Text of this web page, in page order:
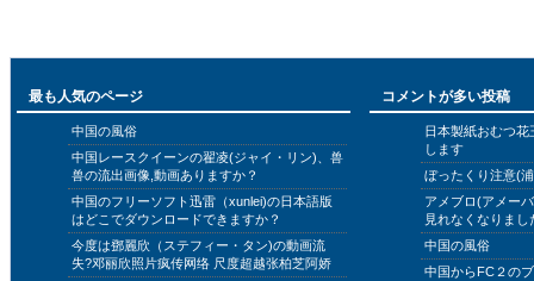
最も人気のページ
中国の風俗
中国レースクイーンの翟凌(ジャイ・リン)、兽
兽の流出画像,動画ありますか？
中国のフリーソフト迅雷（xunlei)の日本語版
はどこでダウンロードできますか？
今度は鄧麗欣（ステフィー・タン)の動画流
失?邓丽欣照片疯传网络 尺度超越张柏芝阿娇
コメントが多い投稿
日本製紙おむつ
します
ぼったくり注意(
アメブロ(アメー
見れなくなりまし
中国の風俗
中国からFC２の